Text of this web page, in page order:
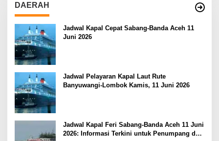
DAERAH
Jadwal Kapal Cepat Sabang-Banda Aceh 11
Juni 2026
Jadwal Pelayaran Kapal Laut Rute
Banyuwangi-Lombok Kamis, 11 Juni 2026
Jadwal Kapal Feri Sabang-Banda Aceh 11 Juni
2026: Informasi Terkini untuk Penumpang dan